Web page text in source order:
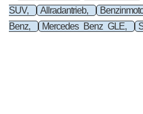
SUV,
Allradantrieb,
Benz,
Mercedes Benz GLE,